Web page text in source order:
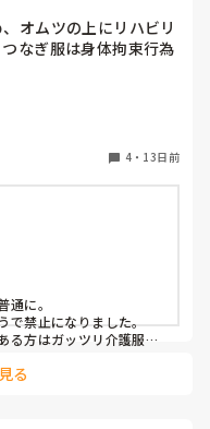
オムツの上にリハビリ
なぎ服は身体拘束行為
ていますが、オムツの
うか。少し気になりま
策もあわせて教えてく
4・ 13日前
に。
で禁止になりました。
る方はガッツリ介護服
る